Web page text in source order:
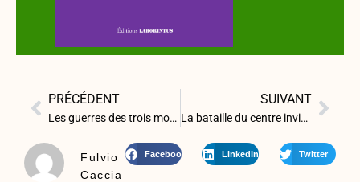
PRÉCÉDENT
Les guerres des trois monothéismes et la nouvelle « ligne gothique »
SUIVANT
La bataille du centre invisible
Fulvio
Caccia
Facebook LinkedIn Twitter